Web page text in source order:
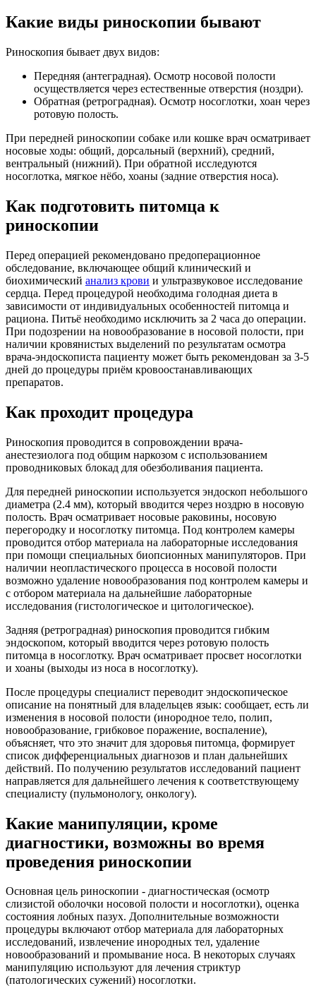
Какие виды риноскопии бывают
Риноскопия бывает двух видов:
Передняя (антеградная). Осмотр носовой полости
осуществляется через естественные отверстия (ноздри).
Обратная (ретроградная). Осмотр носоглотки, хоан через
ротовую полость.
При передней риноскопии собаке или кошке врач осматривает
носовые ходы: общий, дорсальный (верхний), средний,
вентральный (нижний). При обратной исследуются
носоглотка, мягкое нёбо, хоаны (задние отверстия носа).
Как подготовить питомца к
риноскопии
Перед операцией рекомендовано предоперационное
обследование, включающее общий клинический и
биохимический анализ крови и ультразвуковое исследование
сердца. Перед процедурой необходима голодная диета в
зависимости от индивидуальных особенностей питомца и
рациона. Питьё необходимо исключить за 2 часа до операции.
При подозрении на новообразование в носовой полости, при
наличии кровянистых выделений по результатам осмотра
врача-эндоскописта пациенту может быть рекомендован за 3-5
дней до процедуры приём кровоостанавливающих
препаратов.
Как проходит процедура
Риноскопия проводится в сопровождении врача-
анестезиолога под общим наркозом с использованием
проводниковых блокад для обезболивания пациента.
Для передней риноскопии используется эндоскоп небольшого
диаметра (2.4 мм), который вводится через ноздрю в носовую
полость. Врач осматривает носовые раковины, носовую
перегородку и носоглотку питомца. Под контролем камеры
проводится отбор материала на лабораторные исследования
при помощи специальных биопсионных манипуляторов. При
наличии неопластического процесса в носовой полости
возможно удаление новообразования под контролем камеры и
с отбором материала на дальнейшие лабораторные
исследования (гистологическое и цитологическое).
Задняя (ретроградная) риноскопия проводится гибким
эндоскопом, который вводится через ротовую полость
питомца в носоглотку. Врач осматривает просвет носоглотки
и хоаны (выходы из носа в носоглотку).
После процедуры специалист переводит эндоскопическое
описание на понятный для владельцев язык: сообщает, есть ли
изменения в носовой полости (инородное тело, полип,
новообразование, грибковое поражение, воспаление),
объясняет, что это значит для здоровья питомца, формирует
список дифференциальных диагнозов и план дальнейших
действий. По получению результатов исследований пациент
направляется для дальнейшего лечения к соответствующему
специалисту (пульмонологу, онкологу).
Какие манипуляции, кроме
диагностики, возможны во время
проведения риноскопии
Основная цель риноскопии - диагностическая (осмотр
слизистой оболочки носовой полости и носоглотки), оценка
состояния лобных пазух. Дополнительные возможности
процедуры включают отбор материала для лабораторных
исследований, извлечение инородных тел, удаление
новообразований и промывание носа. В некоторых случаях
манипуляцию используют для лечения стриктур
(патологических сужений) носоглотки.